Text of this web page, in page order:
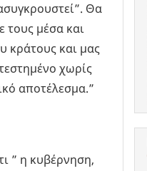
Θα
τους μέσα και
κράτους και μας
χωρίς
αποτέλεσμα.”
” η κυβέρνηση,